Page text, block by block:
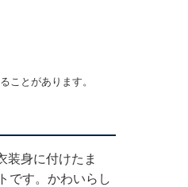
ことがあります。
身に付けたま
です。かわいらし